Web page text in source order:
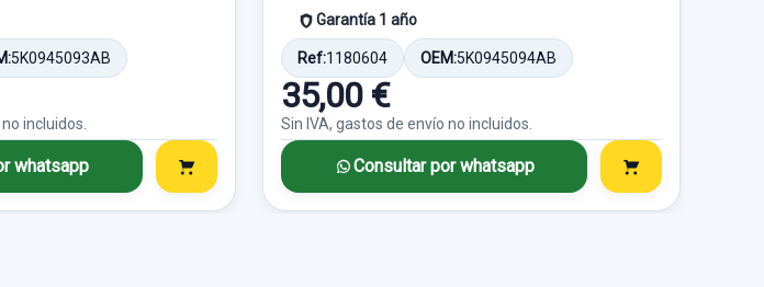
5K0945093AB
incluidos.
whatsapp
Garantía 1 año
Ref:1180604 OEM:5K0945094AB
35,00 €
Sin IVA, gastos de envío no incluidos.
Consultar por whatsapp